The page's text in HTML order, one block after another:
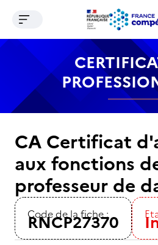
Contenu Recherche
Ouvrir le menu de
CA Certificat
aux fonctions
professeur de
Code de la fiche :
RNCP27370